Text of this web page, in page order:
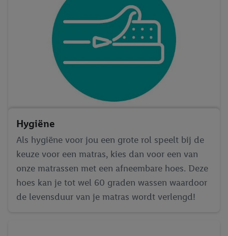
Hygiëne
Als hygiëne voor jou een grote rol speelt bij de
keuze voor een matras, kies dan voor een van
onze matrassen met een afneembare hoes. Deze
hoes kan je tot wel 60 graden wassen waardoor
de levensduur van je matras wordt verlengd!